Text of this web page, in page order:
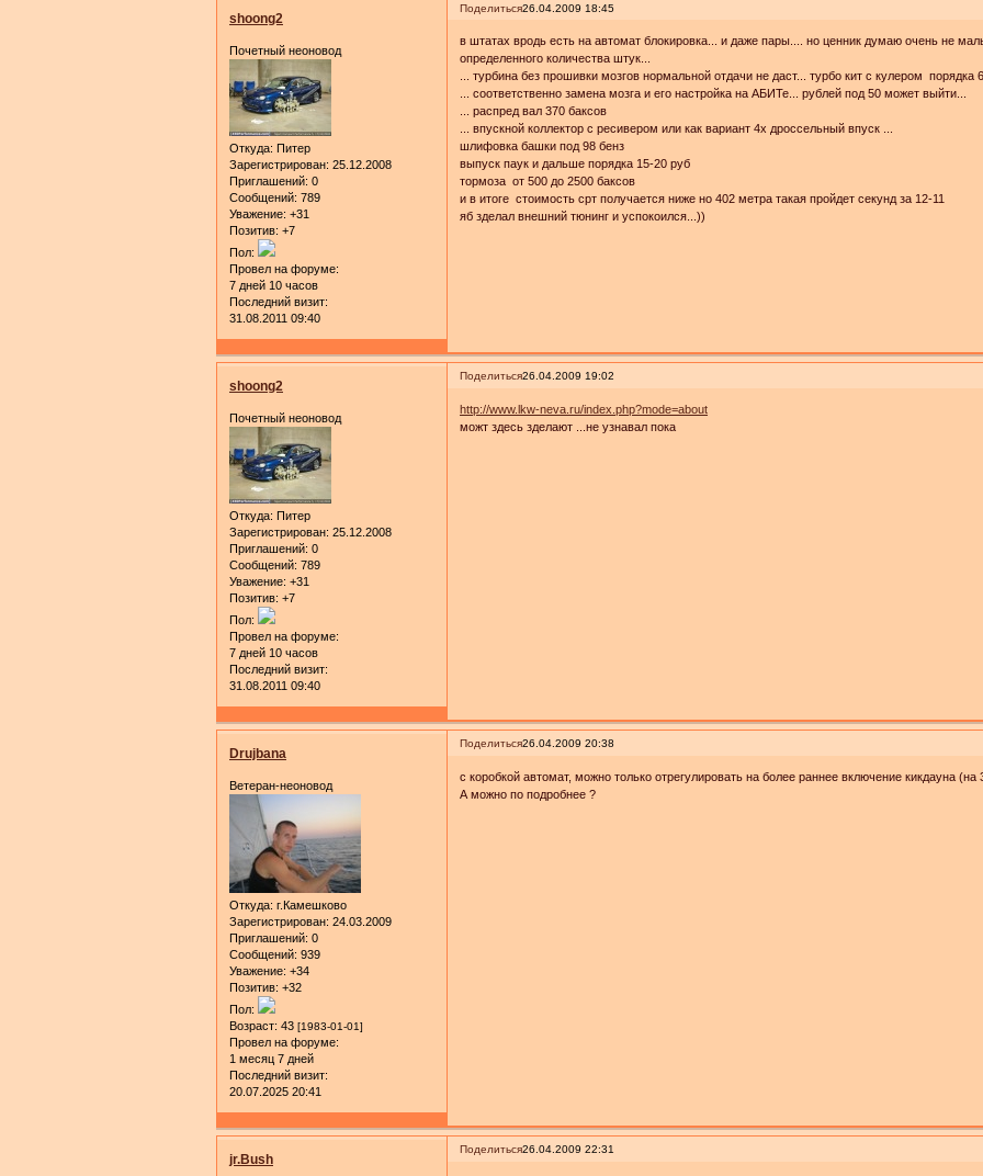
Поделиться26.04.2009 18:45
shoong2
Почетный неоновод
Откуда: Питер
Зарегистрирован: 25.12.2008
Приглашений: 0
Сообщений: 789
Уважение: +31
Позитив: +7
Пол:
Провел на форуме:
7 дней 10 часов
Последний визит:
31.08.2011 09:40
в штатах вродь есть на автомат блокировка... и даже пары.... но ценник думаю очень не
определенного количества штук...
... турбина без прошивки мозгов нормальной отдачи не даст... турбо кит с кулером порядка
... соответственно замена мозга и его настройка на АБИТе... рублей под 50 может выйти...
... распред вал 370 баксов
... впускной коллектор с ресивером или как вариант 4х дроссельный впуск ...
шлифовка башки под 98 бенз
выпуск паук и дальше порядка 15-20 руб
тормоза от 500 до 2500 баксов
и в итоге стоимость срт получается ниже но 402 метра такая пройдет секунд за 12-11
яб зделал внешний тюнинг и успокоился...))
Поделиться26.04.2009 19:02
shoong2
Почетный неоновод
Откуда: Питер
Зарегистрирован: 25.12.2008
Приглашений: 0
Сообщений: 789
Уважение: +31
Позитив: +7
Пол:
Провел на форуме:
7 дней 10 часов
Последний визит:
31.08.2011 09:40
http://www.lkw-neva.ru/index.php?mode=about
можт здесь зделают ...не узнавал пока
Поделиться26.04.2009 20:38
Drujbana
Ветеран-неоновод
Откуда: г.Камешково
Зарегистрирован: 24.03.2009
Приглашений: 0
Сообщений: 939
Уважение: +34
Позитив: +32
Пол:
Возраст: 43 [1983-01-01]
Провел на форуме:
1 месяц 7 дней
Последний визит:
20.07.2025 20:41
с коробкой автомат, можно только отрегулировать на более раннее включение кикдауна (на
А можно по подробнее ?
Поделиться26.04.2009 22:31
jr.Bush